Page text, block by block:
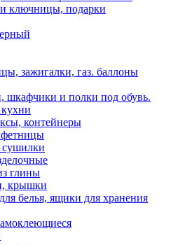
ключницы, подарки
зажигалки, газ. баллоны
шкафчики и полки под обувь.
контейнеры
глины
крышки
белья, ящики для хранения